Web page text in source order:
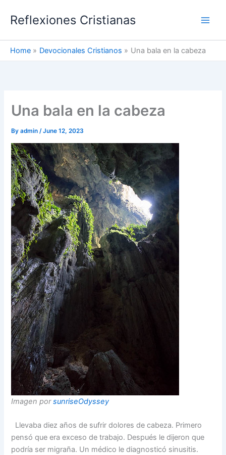
Reflexiones Cristianas
Home Devocionales Cristianos Una bala en la cabeza
Una bala en la cabeza
Byadmin/June 12, 2023
Imagen porsunriseOdyssey
Llevaba diez años de sufrir dolores de cabeza. Primero
pensó que era exceso de trabajo. Después le dijeron que
podría ser migraña. Un médico le diagnosticó sinusitis.